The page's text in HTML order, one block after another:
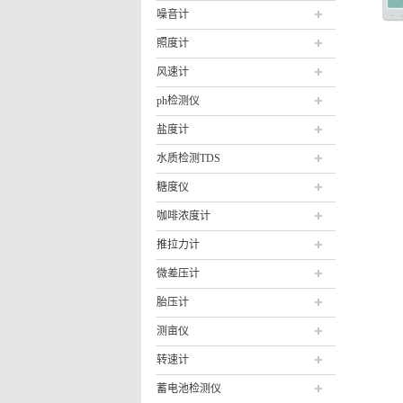
噪音计
照度计
风速计
ph检测仪
盐度计
水质检测TDS
糖度仪
咖啡浓度计
推拉力计
微差压计
胎压计
测亩仪
转速计
蓄电池检测仪